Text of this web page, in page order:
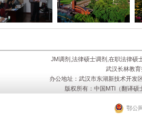
JM调剂,法律硕士调剂,在职法律硕
武汉长林教
办公地址：武汉市东湖新技术开发
版权所有：中国MTI（翻译
鄂公